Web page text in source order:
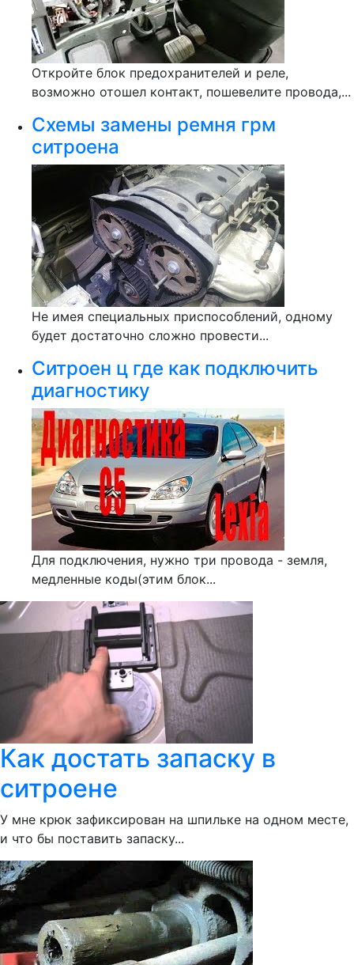
Откройте блок предохранителей и реле,
возможно отошел контакт, пошевелите провода,...
Схемы замены ремня грм
ситроена
Не имея специальных приспособлений, одному
будет достаточно сложно провести...
Ситроен ц где как подключить
диагностику
Для подключения, нужно три провода - земля,
медленные коды(этим блок...
Как достать запаску в
ситроене
У мне крюк зафиксирован на шпильке на одном месте,
и что бы поставить запаску...